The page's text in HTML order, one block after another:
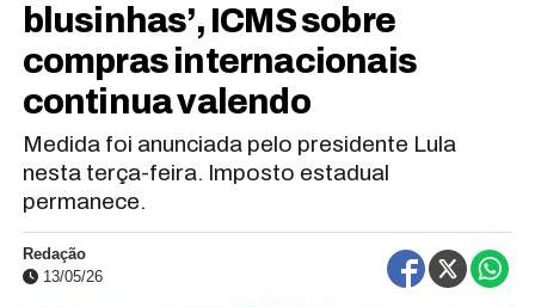
blusinhas’, ICMS sobre
compras internacionais
continua valendo
Medida foi anunciada pelo presidente Lula
nesta terça-feira. Imposto estadual
permanece.
Redação
13/05/26